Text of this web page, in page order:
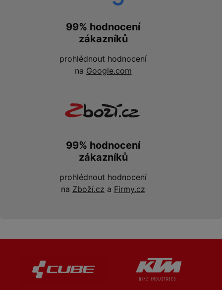
99% hodnocení
zákazníků
prohlédnout hodnocení
na Google.com
99% hodnocení
zákazníků
prohlédnout hodnocení
na Zboží.cz a Firmy.cz